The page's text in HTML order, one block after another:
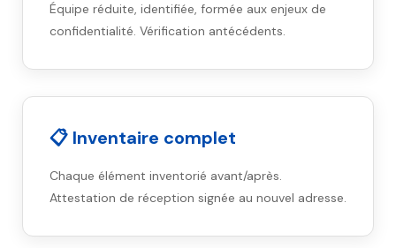
Équipe réduite, identifiée, formée aux enjeux de
confidentialité. Vérification antécédents.
📋 Inventaire complet
Chaque élément inventorié avant/après.
Attestation de réception signée au nouvel adresse.